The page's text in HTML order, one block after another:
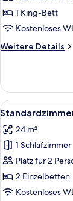
Bett,
Balkon,
(Balcony)
1 King-Bett
Kostenloses
Weitere Details
Weitere
1 King-
Bett,
Balkon,
(Balcony)
Alle
Fotos
für
2
anzeigen
5
24 m²
1 Schlafzimmer
Platz für 2
2 Einzelbetten
Kostenloses